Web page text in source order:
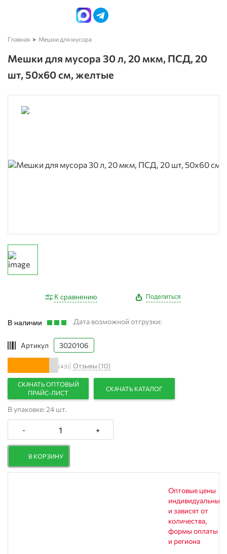
Главная Мешки для мусора
Мешки для мусора 30 л, 20 мкм, ПСД, 20
шт, 50х60 см, желтые
К сравнению Поделиться
В наличии Дата возможной отгрузки:
Артикул 3020106
(4.5) Отзывы (10)
- +
В КОРЗИНУ
СКАЧАТЬ ОПТОВЫЙ
ПРАЙС-ЛИСТ
СКАЧАТЬ КАТАЛОГ
В упаковке: 24 шт.
Оптовые цены
индивидуальны
и зависят от
количества,
формы оплаты
и региона